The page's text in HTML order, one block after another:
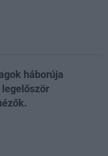
háborúja